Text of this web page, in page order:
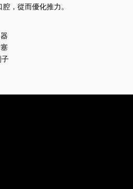
，從而優化推力。
子